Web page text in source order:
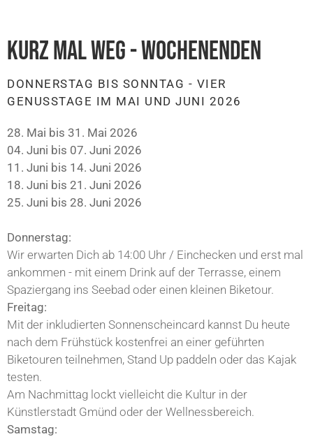
KURZ MAL WEG - WOCHENENDEN
DONNERSTAG BIS SONNTAG - VIER
GENUSSTAGE IM MAI UND JUNI 2026
28. Mai bis 31. Mai 2026
04. Juni bis 07. Juni 2026
11. Juni bis 14. Juni 2026
18. Juni bis 21. Juni 2026
25. Juni bis 28. Juni 2026
Donnerstag:
Wir erwarten Dich ab 14:00 Uhr / Einchecken und erst mal
ankommen - mit einem Drink auf der Terrasse, einem
Spaziergang ins Seebad oder einen kleinen Biketour.
Freitag:
Mit der inkludierten Sonnenscheincard kannst Du heute
nach dem Frühstück kostenfrei an einer geführten
Biketouren teilnehmen, Stand Up paddeln oder das Kajak
testen.
Am Nachmittag lockt vielleicht die Kultur in der
Künstlerstadt Gmünd oder der Wellnessbereich.
Samstag: